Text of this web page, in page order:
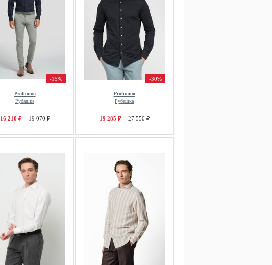
-15%
Profuomo
Рубашка
16 210 ₽ 19 070 ₽
-30%
Profuomo
Рубашка
19 285 ₽ 27 550 ₽